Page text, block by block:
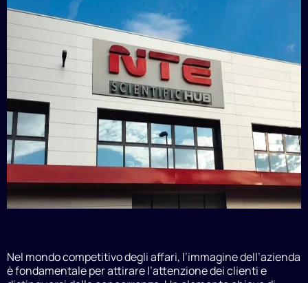
Nel mondo competitivo degli affari, l’immagine dell’azienda
è fondamentale per attirare l’attenzione dei clienti e